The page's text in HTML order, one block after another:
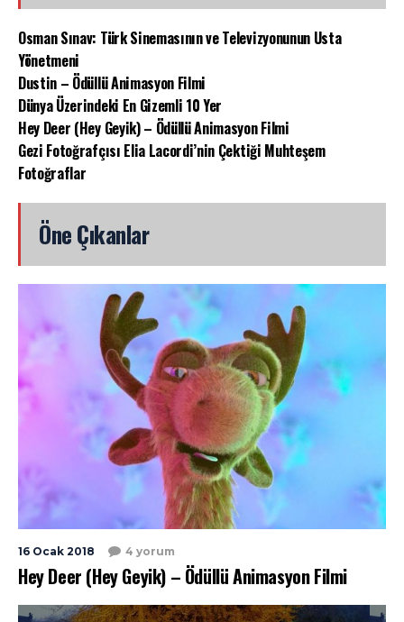
Osman Sınav: Türk Sinemasının ve Televizyonunun Usta
Yönetmeni
Dustin – Ödüllü Animasyon Filmi
Dünya Üzerindeki En Gizemli 10 Yer
Hey Deer (Hey Geyik) – Ödüllü Animasyon Filmi
Gezi Fotoğrafçısı Elia Lacordi’nin Çektiği Muhteşem
Fotoğraflar
Öne Çıkanlar
16 Ocak 2018 4 yorum
Hey Deer (Hey Geyik) – Ödüllü Animasyon Filmi